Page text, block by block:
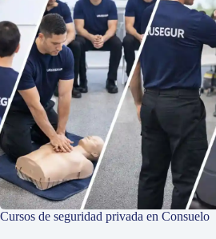
Cursos de seguridad privada en Consuelo